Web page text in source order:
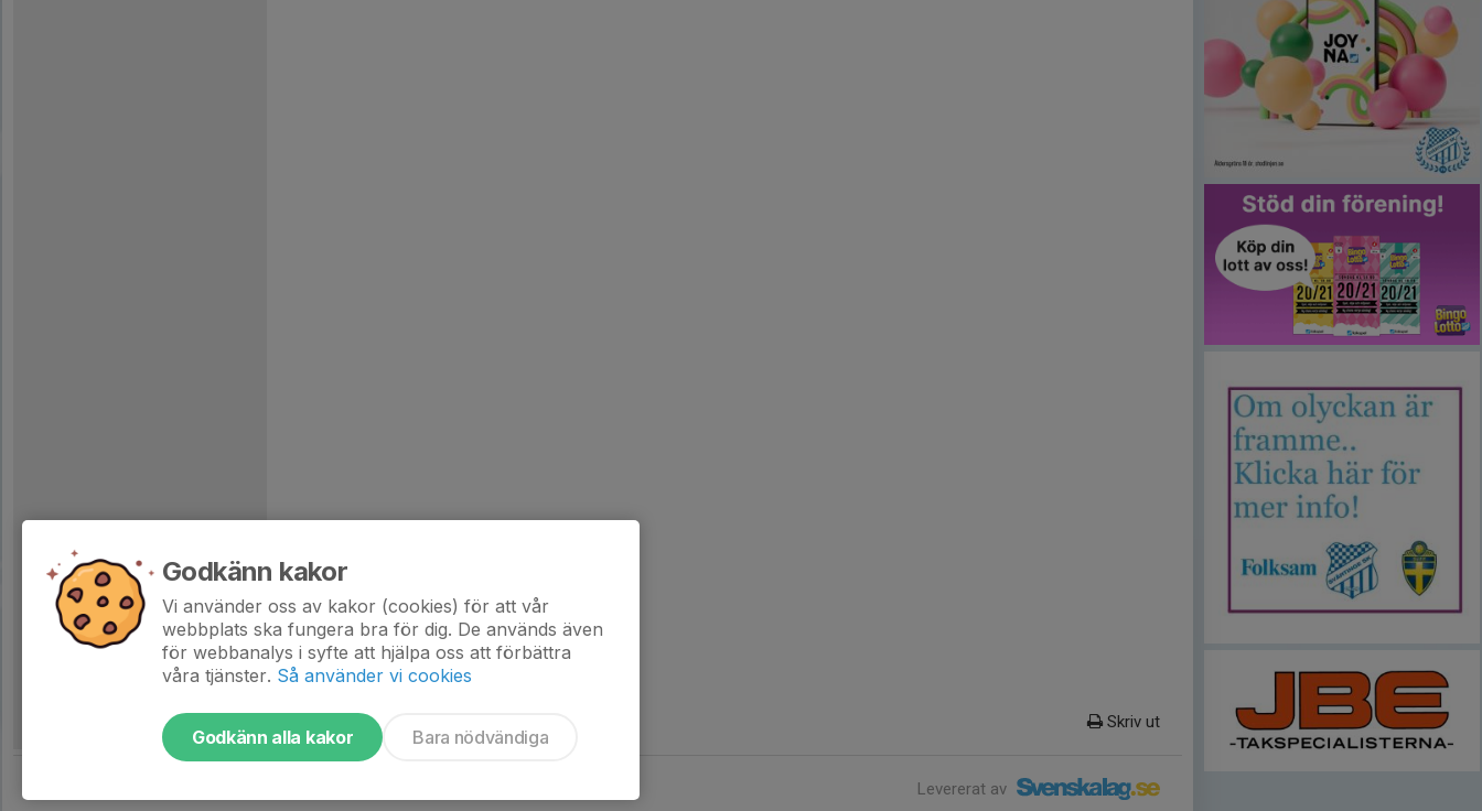
Skriv ut
Levererat av
Godkänn kakor
Vi använder oss av kakor (cookies) för att vår
webbplats ska fungera bra för dig. De används även
för webbanalys i syfte att hjälpa oss att förbättra
våra tjänster. Så använder vi cookies
Godkänn alla kakor Bara nödvändiga